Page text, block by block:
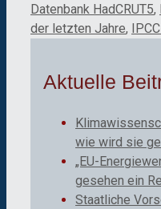
Datenbank HadCRUT5,
der letzten Jahre,
Aktuelle
wie wird sie
„EU-
gesehen ein
Staatliche